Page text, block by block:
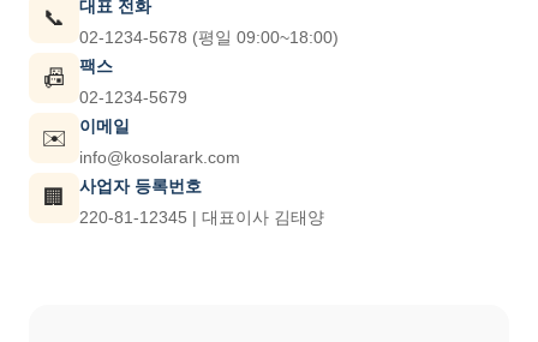
📞
대표 전화
02-1234-5678 (평일 09:00~18:00)
📠
팩스
02-1234-5679
✉️
이메일
info@kosolarark.com
🏢
사업자 등록번호
220-81-12345 | 대표이사 김태양